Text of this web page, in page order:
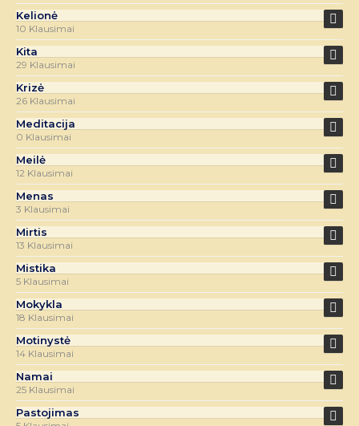
Kelionė
10 Klausimai
Kita
29 Klausimai
Krizė
26 Klausimai
Meditacija
0 Klausimai
Meilė
12 Klausimai
Menas
3 Klausimai
Mirtis
13 Klausimai
Mistika
5 Klausimai
Mokykla
18 Klausimai
Motinystė
14 Klausimai
Namai
25 Klausimai
Pastojimas